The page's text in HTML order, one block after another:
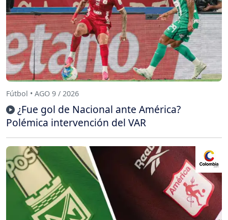
Fútbol • AGO 9 / 2026
¿Fue gol de Nacional ante América?
Polémica intervención del VAR